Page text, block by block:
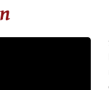
solex &
bubblevoetbal &